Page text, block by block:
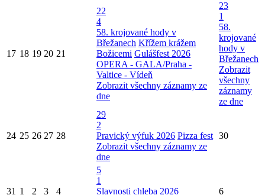
17 18 19 20 21
22
4
58. krojované hody v
Břežanech Křížem krážem
Božicemi Gulášfest 2026
OPERA - GALA/Praha -
Valtice - Vídeň
Zobrazit všechny záznamy ze
dne
23
1
58.
krojované
hody v
Břežanech
Zobrazit
všechny
záznamy
ze dne
24 25 26 27 28
29
2
Pravický výfuk 2026 Pizza fest
Zobrazit všechny záznamy ze
dne
30
31 1 2 3 4
5
1
Slavnosti chleba 2026
6